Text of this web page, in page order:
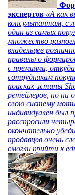
экспертов «А как
консультантам, с
один из самых
множество
владельцев
правильно
с премиями,
сотрудникам
поисках истины
ретейлеров, но ни
свою систему
индивидуален был
расспросили
окончательно
продавцов очень
смогли прийти к